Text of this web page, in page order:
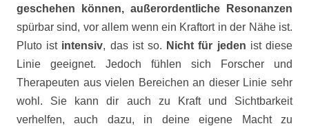
geschehen können, außerordentliche Resonanzen
spürbar sind, vor allem wenn ein Kraftort in der Nähe ist.
Pluto ist intensiv, das ist so. Nicht für jeden ist diese
Linie geeignet. Jedoch fühlen sich Forscher und
Therapeuten aus vielen Bereichen an dieser Linie sehr
wohl. Sie kann dir auch zu Kraft und Sichtbarkeit
verhelfen, auch dazu, in deine eigene Macht zu